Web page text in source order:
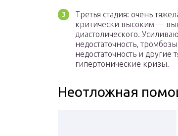
Третья стадия: очень
критически высоким —
диастолического.
недостаточность,
недостаточность и другие
гипертонические кризы.
Неотложная